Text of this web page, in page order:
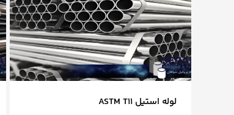
لوله استیل ASTM T11